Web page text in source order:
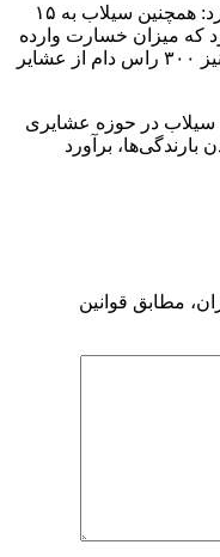
مدیرکل امور عشایری لرستان تصریح کرد: همچنین سیلاب به ۱۵
که میزان خسارت وارده
۱۵ میلیارد تومان می‌باشد، علاوه بر این نیز ۳۰۰ راس دام از عشایر
در حوزه عشایری
بارندگی‌ها، برآورد
مطابق قوانين